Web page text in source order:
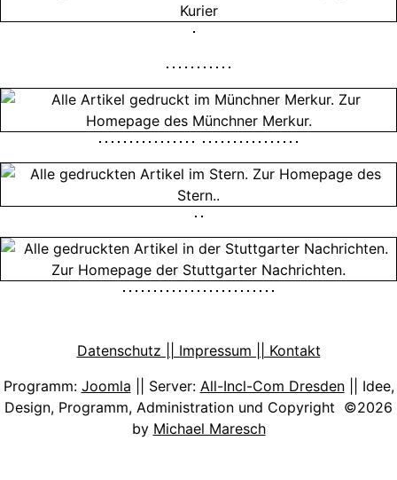
Datenschutz || Impressum || Kontakt
Programm: Joomla || Server: All-Incl-Com Dresden|| Idee,
Design, Programm, Administration und Copyright ©2026
by Michael Maresch